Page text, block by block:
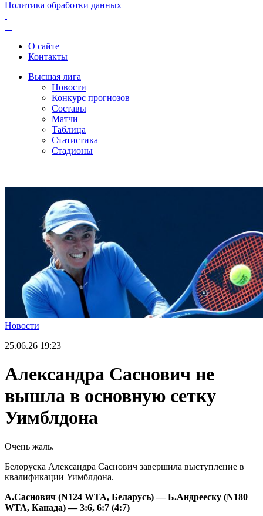
Политика обработки данных
О сайте
Контакты
Высшая лига
Новости
Конкурс прогнозов
Составы
Матчи
Таблица
Статистика
Стадионы
Новости
25.06.26 19:23
Александра Саснович не
вышла в основную сетку
Уимблдона
Очень жаль.
Белоруска Александра Саснович завершила выступление в
квалификации Уимблдона.
А.Саснович (N124 WTA, Беларусь) — Б.Андрееску (N180
WTA, Канада) — 3:6, 6:7 (4:7)